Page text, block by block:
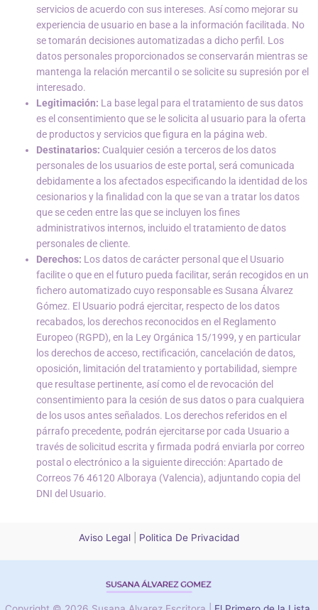
servicios de acuerdo con sus intereses. Así como mejorar su
experiencia de usuario en base a la información facilitada. No
se tomarán decisiones automatizadas a dicho perfil. Los
datos personales proporcionados se conservarán mientras se
mantenga la relación mercantil o se solicite su supresión por el
interesado.
Legitimación: La base legal para el tratamiento de sus datos
es el consentimiento que se le solicita al usuario para la oferta
de productos y servicios que figura en la página web.
Destinatarios: Cualquier cesión a terceros de los datos
personales de los usuarios de este portal, será comunicada
debidamente a los afectados especificando la identidad de los
cesionarios y la finalidad con la que se van a tratar los datos
que se ceden entre las que se incluyen los fines
administrativos internos, incluido el tratamiento de datos
personales de cliente.
Derechos: Los datos de carácter personal que el Usuario
facilite o que en el futuro pueda facilitar, serán recogidos en un
fichero automatizado cuyo responsable es Susana Álvarez
Gómez. El Usuario podrá ejercitar, respecto de los datos
recabados, los derechos reconocidos en el Reglamento
Europeo (RGPD), en la Ley Orgánica 15/1999, y en particular
los derechos de acceso, rectificación, cancelación de datos,
oposición, limitación del tratamiento y portabilidad, siempre
que resultase pertinente, así como el de revocación del
consentimiento para la cesión de sus datos o para cualquiera
de los usos antes señalados. Los derechos referidos en el
párrafo precedente, podrán ejercitarse por cada Usuario a
través de solicitud escrita y firmada podrá enviarla por correo
postal o electrónico a la siguiente dirección: Apartado de
Correos 76 46120 Alboraya (Valencia), adjuntando copia del
DNI del Usuario.
Aviso Legal Politica De Privacidad